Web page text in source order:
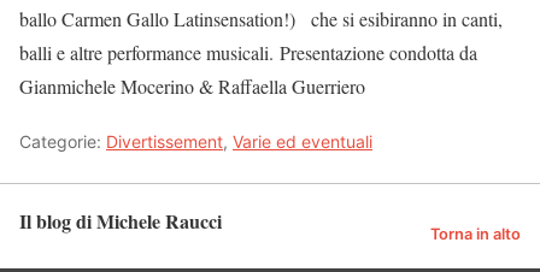
ballo Carmen Gallo Latinsensation!) che si esibiranno in canti,
balli e altre performance musicali. Presentazione condotta da
Gianmichele Mocerino & Raffaella Guerriero
Categorie: Divertissement, Varie ed eventuali
Il blog di Michele Raucci Torna in alto